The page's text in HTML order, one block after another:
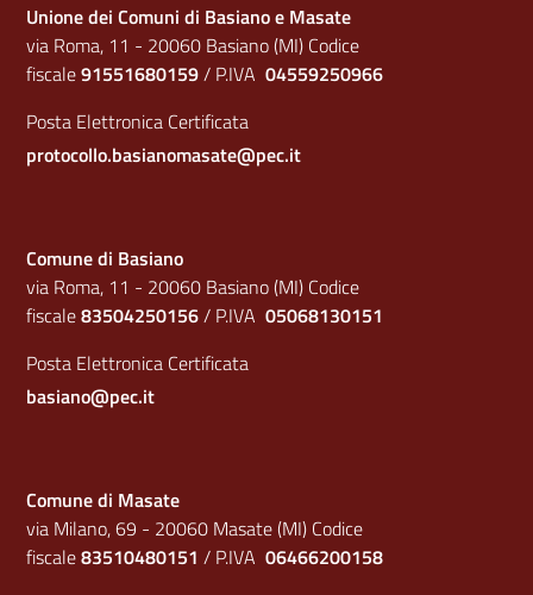
Unione dei Comuni di Basiano e Masate
via Roma, 11 - 20060 Basiano (MI) Codice
fiscale91551680159/ P.IVA 04559250966
Posta Elettronica Certificata
protocollo.basianomasate@pec.it
Comune di Basiano
via Roma, 11 - 20060 Basiano (MI) Codice
fiscale83504250156/ P.IVA 05068130151
Posta Elettronica Certificata
basiano@pec.it
Comune di Masate
via Milano, 69 - 20060 Masate (MI) Codice
fiscale83510480151 / P.IVA 06466200158